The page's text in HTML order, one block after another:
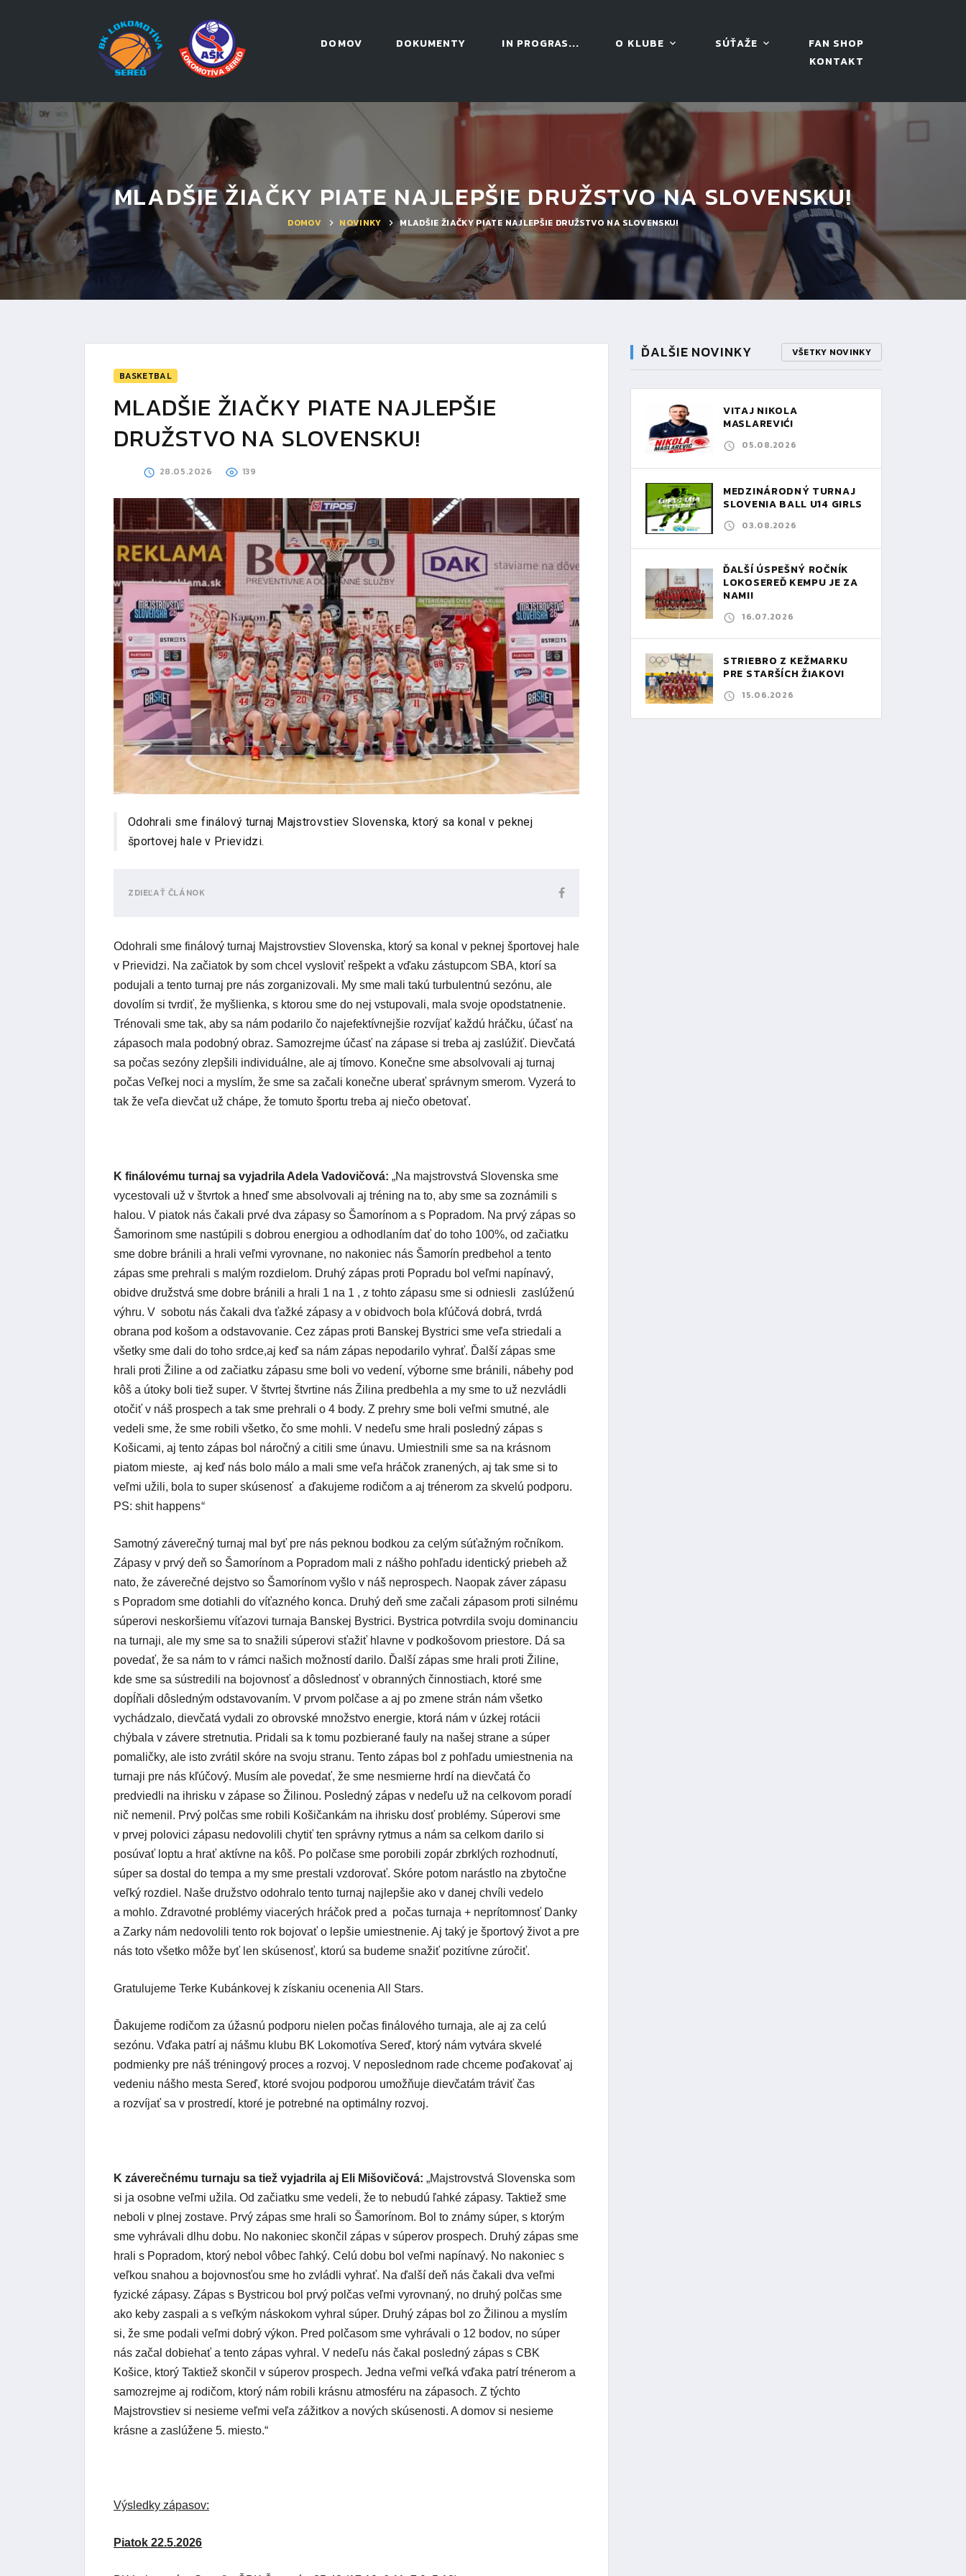
DOMOV DOKUMENTY IN PROGRAS... O KLUBE SÚŤAŽE
FAN SHOP
KONTAKT
MLADŠIE ŽIAČKY PIATE NAJLEPŠIE DRUŽSTVO NA SLOVENSKU!
DOMOV NOVINKY MLADŠIE ŽIAČKY PIATE NAJLEPŠIE DRUŽSTVO NA SLOVENSKU!
BASKETBAL
MLADŠIE ŽIAČKY PIATE NAJLEPŠIE
DRUŽSTVO NA SLOVENSKU!
28.05.2026 139
Odohrali sme finálový turnaj Majstrovstiev Slovenska, ktorý sa konal v peknej
športovej hale v Prievidzi.
ZDIEĽAŤ ČLÁNOK
Odohrali sme finálový turnaj Majstrovstiev Slovenska, ktorý sa konal v peknej športovej hale
v Prievidzi. Na začiatok by som chcel vysloviť rešpekt a vďaku zástupcom SBA, ktorí sa
podujali a tento turnaj pre nás zorganizovali. My sme mali takú turbulentnú sezónu, ale
dovolím si tvrdiť, že myšlienka, s ktorou sme do nej vstupovali, mala svoje opodstatnenie.
Trénovali sme tak, aby sa nám podarilo čo najefektívnejšie rozvíjať každú hráčku, účasť na
zápasoch mala podobný obraz. Samozrejme účasť na zápase si treba aj zaslúžiť. Dievčatá
sa počas sezóny zlepšili individuálne, ale aj tímovo. Konečne sme absolvovali aj turnaj
počas Veľkej noci a myslím, že sme sa začali konečne uberať správnym smerom. Vyzerá to
tak že veľa dievčat už chápe, že tomuto športu treba aj niečo obetovať.
K finálovému turnaj sa vyjadrila Adela Vadovičová: „Na majstrovstvá Slovenska sme
vycestovali už v štvrtok a hneď sme absolvovali aj tréning na to, aby sme sa zoznámili s
halou. V piatok nás čakali prvé dva zápasy so Šamorínom a s Popradom. Na prvý zápas so
Šamorinom sme nastúpili s dobrou energiou a odhodlaním dať do toho 100%, od začiatku
sme dobre bránili a hrali veľmi vyrovnane, no nakoniec nás Šamorín predbehol a tento
zápas sme prehrali s malým rozdielom. Druhý zápas proti Popradu bol veľmi napínavý,
obidve družstvá sme dobre bránili a hrali 1 na 1 , z tohto zápasu sme si odniesli zaslúženú
výhru. V sobotu nás čakali dva ťažké zápasy a v obidvoch bola kľúčová dobrá, tvrdá
obrana pod košom a odstavovanie. Cez zápas proti Banskej Bystrici sme veľa striedali a
všetky sme dali do toho srdce,aj keď sa nám zápas nepodarilo vyhrať. Ďalší zápas sme
hrali proti Žiline a od začiatku zápasu sme boli vo vedení, výborne sme bránili, nábehy pod
kôš a útoky boli tiež super. V štvrtej štvrtine nás Žilina predbehla a my sme to už nezvládli
otočiť v náš prospech a tak sme prehrali o 4 body. Z prehry sme boli veľmi smutné, ale
vedeli sme, že sme robili všetko, čo sme mohli. V nedeľu sme hrali posledný zápas s
Košicami, aj tento zápas bol náročný a citili sme únavu. Umiestnili sme sa na krásnom
piatom mieste, aj keď nás bolo málo a mali sme veľa hráčok zranených, aj tak sme si to
veľmi užili, bola to super skúsenosť a ďakujeme rodičom a aj trénerom za skvelú podporu.
PS: shit happens“
Samotný záverečný turnaj mal byť pre nás peknou bodkou za celým súťažným ročníkom.
Zápasy v prvý deň so Šamorínom a Popradom mali z nášho pohľadu identický priebeh až
nato, že záverečné dejstvo so Šamorínom vyšlo v náš neprospech. Naopak záver zápasu
s Popradom sme dotiahli do víťazného konca. Druhý deň sme začali zápasom proti silnému
súperovi neskoršiemu víťazovi turnaja Banskej Bystrici. Bystrica potvrdila svoju dominanciu
na turnaji, ale my sme sa to snažili súperovi sťažiť hlavne v podkošovom priestore. Dá sa
povedať, že sa nám to v rámci našich možností darilo. Ďalší zápas sme hrali proti Žiline,
kde sme sa sústredili na bojovnosť a dôslednosť v obranných činnostiach, ktoré sme
dopĺňali dôsledným odstavovaním. V prvom polčase a aj po zmene strán nám všetko
vychádzalo, dievčatá vydali zo obrovské množstvo energie, ktorá nám v úzkej rotácii
chýbala v závere stretnutia. Pridali sa k tomu pozbierané fauly na našej strane a súper
pomaličky, ale isto zvrátil skóre na svoju stranu. Tento zápas bol z pohľadu umiestnenia na
turnaji pre nás kľúčový. Musím ale povedať, že sme nesmierne hrdí na dievčatá čo
predviedli na ihrisku v zápase so Žilinou. Posledný zápas v nedeľu už na celkovom poradí
nič nemenil. Prvý polčas sme robili Košičankám na ihrisku dosť problémy. Súperovi sme
v prvej polovici zápasu nedovolili chytiť ten správny rytmus a nám sa celkom darilo si
posúvať loptu a hrať aktívne na kôš. Po polčase sme porobili zopár zbrklých rozhodnutí,
súper sa dostal do tempa a my sme prestali vzdorovať. Skóre potom narástlo na zbytočne
veľký rozdiel. Naše družstvo odohralo tento turnaj najlepšie ako v danej chvíli vedelo
a mohlo. Zdravotné problémy viacerých hráčok pred a počas turnaja + neprítomnosť Danky
a Zarky nám nedovolili tento rok bojovať o lepšie umiestnenie. Aj taký je športový život a pre
nás toto všetko môže byť len skúsenosť, ktorú sa budeme snažiť pozitívne zúročiť.
Gratulujeme Terke Kubánkovej k získaniu ocenenia All Stars.
Ďakujeme rodičom za úžasnú podporu nielen počas finálového turnaja, ale aj za celú
sezónu. Vďaka patrí aj nášmu klubu BK Lokomotíva Sereď, ktorý nám vytvára skvelé
podmienky pre náš tréningový proces a rozvoj. V neposlednom rade chceme poďakovať aj
vedeniu nášho mesta Sereď, ktoré svojou podporou umožňuje dievčatám tráviť čas
a rozvíjať sa v prostredí, ktoré je potrebné na optimálny rozvoj.
K záverečnému turnaju sa tiež vyjadrila aj Eli Mišovičová: „Majstrovstvá Slovenska som
si ja osobne veľmi užila. Od začiatku sme vedeli, že to nebudú ľahké zápasy. Taktiež sme
neboli v plnej zostave. Prvý zápas sme hrali so Šamorínom. Bol to známy súper, s ktorým
sme vyhrávali dlhu dobu. No nakoniec skončil zápas v súperov prospech. Druhý zápas sme
hrali s Popradom, ktorý nebol vôbec ľahký. Celú dobu bol veľmi napínavý. No nakoniec s
veľkou snahou a bojovnosťou sme ho zvládli vyhrať. Na ďalší deň nás čakali dva veľmi
fyzické zápasy. Zápas s Bystricou bol prvý polčas veľmi vyrovnaný, no druhý polčas sme
ako keby zaspali a s veľkým náskokom vyhral súper. Druhý zápas bol zo Žilinou a myslím
si, že sme podali veľmi dobrý výkon. Pred polčasom sme vyhrávali o 12 bodov, no súper
nás začal dobiehať a tento zápas vyhral. V nedeľu nás čakal posledný zápas s CBK
Košice, ktorý Taktiež skončil v súperov prospech. Jedna veľmi veľká vďaka patrí trénerom a
samozrejme aj rodičom, ktorý nám robili krásnu atmosféru na zápasoch. Z týchto
Majstrovstiev si nesieme veľmi veľa zážitkov a nových skúsenosti. A domov si nesieme
krásne a zaslúžene 5. miesto.“
Výsledky zápasov:
Piatok 22.5.2026
ĎALŠIE NOVINKY VŠETKY NOVINKY
VITAJ NIKOLA
MASLAREVIĆ!
05.08.2026
MEDZINÁRODNÝ TURNAJ
SLOVENIA BALL U14 GIRLS
03.08.2026
ĎALŠÍ ÚSPEŠNÝ ROČNÍK
LOKOSEREĎ KEMPU JE ZA
NAMI!
16.07.2026
STRIEBRO Z KEŽMARKU
PRE STARŠÍCH ŽIAKOV!
15.06.2026